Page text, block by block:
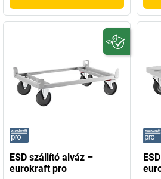
ESD szállító alváz –
eurokraft pro